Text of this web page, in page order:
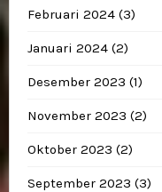
Februari 2024 (3)
Januari 2024 (2)
Desember 2023 (1)
November 2023 (2)
Oktober 2023 (2)
September 2023 (3)